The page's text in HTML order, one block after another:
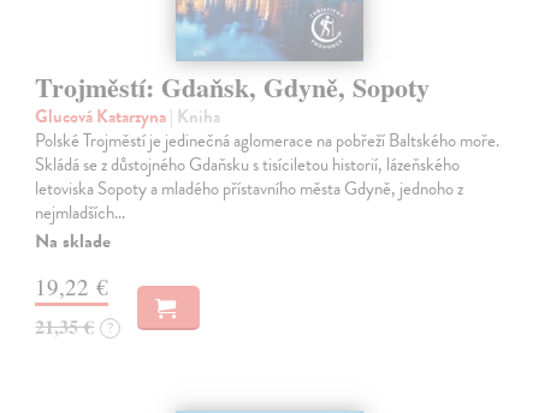
Trojměstí: Gdaňsk, Gdyně, Sopoty
Glucová Katarzyna| Kniha
Polské Trojměstí je jedinečná aglomerace na pobřeží Baltského moře.
Skládá se z důstojného Gdaňsku s tisíciletou historií, lázeňského
letoviska Sopoty a mladého přístavního města Gdyně, jednoho z
nejmladších…
Na sklade
19,22 €
21,35 € ?